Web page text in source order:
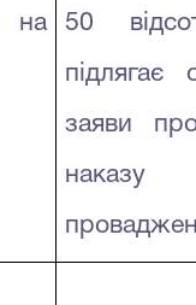
на 50
підлягає
заяви